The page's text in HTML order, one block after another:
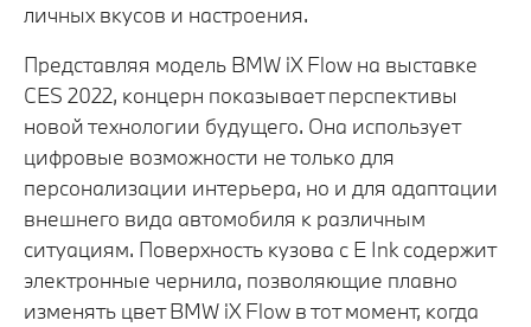
личных вкусов и настроения.
Представляя модель BMW iX Flow на выставке
CES 2022, концерн показывает перспективы
новой технологии будущего. Она использует
цифровые возможности не только для
персонализации интерьера, но и для адаптации
внешнего вида автомобиля к различным
ситуациям. Поверхность кузова с E Ink содержит
электронные чернила, позволяющие плавно
изменять цвет BMW iX Flow в тот момент, когда